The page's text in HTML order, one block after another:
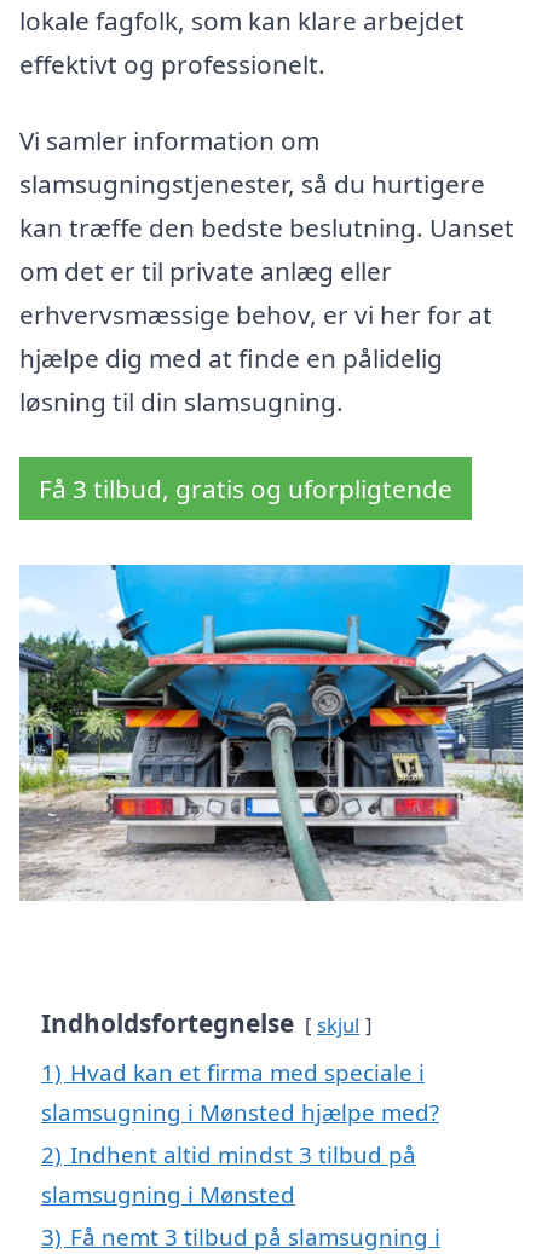
lokale fagfolk, som kan klare arbejdet
effektivt og professionelt.
Vi samler information om
slamsugningstjenester, så du hurtigere
kan træffe den bedste beslutning. Uanset
om det er til private anlæg eller
erhvervsmæssige behov, er vi her for at
hjælpe dig med at finde en pålidelig
løsning til din slamsugning.
Få 3 tilbud, gratis og uforpligtende
Indholdsfortegnelse skjul
1) Hvad kan et firma med speciale i
slamsugning i Mønsted hjælpe med?
2) Indhent altid mindst 3 tilbud på
slamsugning i Mønsted
3) Få nemt 3 tilbud på slamsugning i